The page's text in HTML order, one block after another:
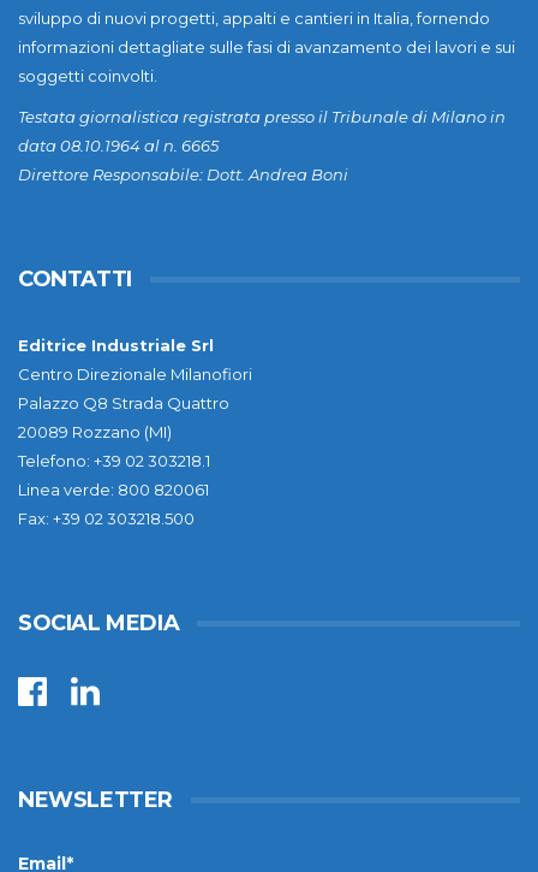
sviluppo di nuovi progetti, appalti e cantieri in Italia, fornendo
informazioni dettagliate sulle fasi di avanzamento dei lavori e sui
soggetti coinvolti.
Testata giornalistica registrata presso il Tribunale di Milano in
data 08.10.1964 al n. 6665
Direttore Responsabile: Dott. Andrea Boni
CONTATTI
Editrice Industriale Srl
Centro Direzionale Milanofiori
Palazzo Q8 Strada Quattro
20089 Rozzano (MI)
Telefono: +39 02 303218.1
Linea verde: 800 820061
Fax: +39 02 303218.500
SOCIAL MEDIA
NEWSLETTER
Email*